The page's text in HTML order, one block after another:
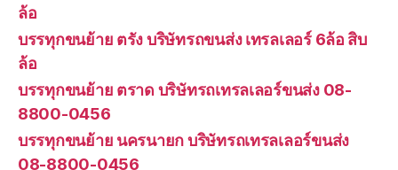
ล้อ
บรรทุกขนย้าย ตรัง บริษัทรถขนส่ง เทรลเลอร์ 6ล้อ สิบ
ล้อ
บรรทุกขนย้าย ตราด บริษัทรถเทรลเลอร์ขนส่ง 08-
8800-0456
บรรทุกขนย้าย นครนายก บริษัทรถเทรลเลอร์ขนส่ง
08-8800-0456